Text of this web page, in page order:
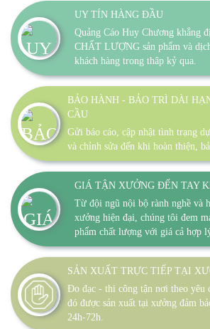
UY TÍN HÀNG ĐẦU
Quảng Cáo Huy Chương khẳng
CHẤT LƯỢNG sản phẩm và
khách hàng trong thâp kỷ qua.
BẢO HÀNH - BẢO TRÌ DÀI
CẦU
Gửi báo cáo, cập nhật tình trạng
và chỉnh sửa đến khi hoàn thiện,
GIÁ TẬN XƯỞNG ĐẾN TAY
Từ đội ngũ nội bộ rành nghề và
xưởng hiện đại, chúng tôi đem
phẩm chất lượng với giá cả hợp
SẢN XUẤT TRỰC TIẾP TẠI
Đo đạc - thi công tận nơi theo yêu
đó được sản xuất tại xưởng đảm
24h-72h.